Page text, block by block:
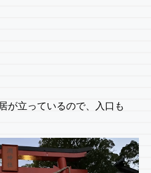
が立っているので、入口も